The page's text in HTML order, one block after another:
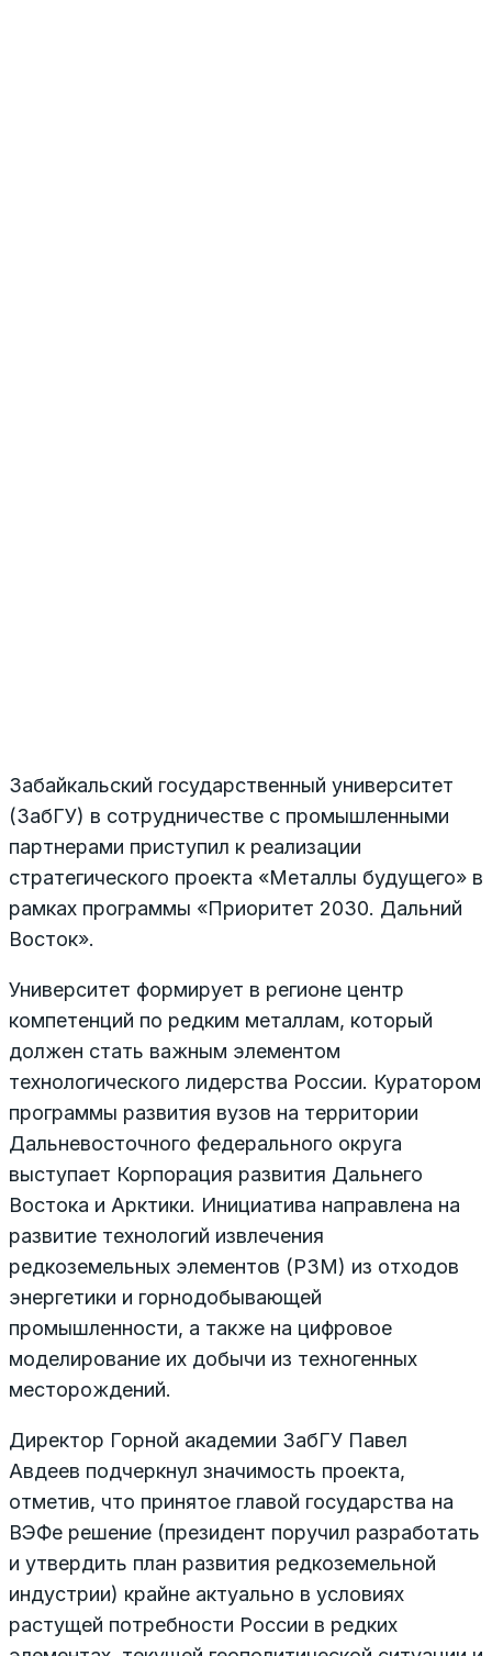
Забайкальский государственный университет
(ЗабГУ) в сотрудничестве с промышленными
партнерами приступил к реализации
стратегического проекта «Металлы будущего» в
рамках программы «Приоритет 2030. Дальний
Восток».
Университет формирует в регионе центр
компетенций по редким металлам, который
должен стать важным элементом
технологического лидерства России. Куратором
программы развития вузов на территории
Дальневосточного федерального округа
выступает Корпорация развития Дальнего
Востока и Арктики. Инициатива направлена на
развитие технологий извлечения
редкоземельных элементов (РЗМ) из отходов
энергетики и горнодобывающей
промышленности, а также на цифровое
моделирование их добычи из техногенных
месторождений.
Директор Горной академии ЗабГУ Павел
Авдеев подчеркнул значимость проекта,
отметив, что принятое главой государства на
ВЭФе решение (президент поручил разработать
и утвердить план развития редкоземельной
индустрии) крайне актуально в условиях
растущей потребности России в редких